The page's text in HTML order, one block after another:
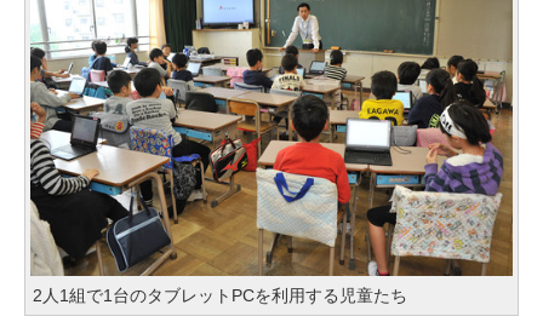
2人1組で1台のタブレットPCを利用する児童たち